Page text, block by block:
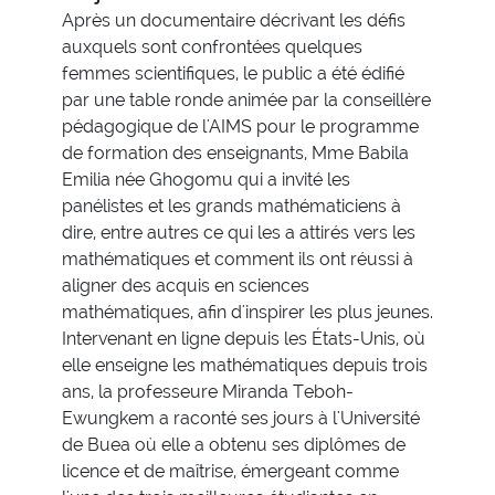
Après un documentaire décrivant les défis
auxquels sont confrontées quelques
femmes scientifiques, le public a été édifié
par une table ronde animée par la conseillère
pédagogique de l'AIMS pour le programme
de formation des enseignants, Mme Babila
Emilia née Ghogomu qui a invité les
panélistes et les grands mathématiciens à
dire, entre autres ce qui les a attirés vers les
mathématiques et comment ils ont réussi à
aligner des acquis en sciences
mathématiques, afin d'inspirer les plus jeunes.
Intervenant en ligne depuis les États-Unis, où
elle enseigne les mathématiques depuis trois
ans, la professeure Miranda Teboh-
Ewungkem a raconté ses jours à l'Université
de Buea où elle a obtenu ses diplômes de
licence et de maîtrise, émergeant comme